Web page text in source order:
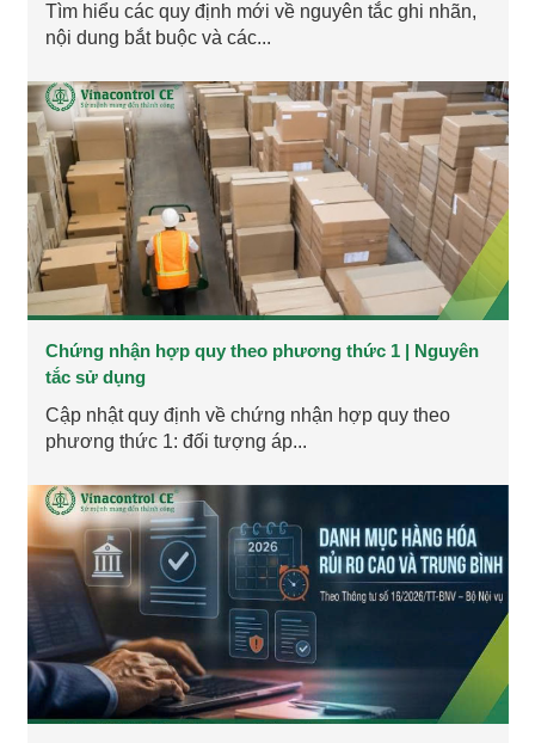
Tìm hiểu các quy định mới về nguyên tắc ghi nhãn,
nội dung bắt buộc và các...
Chứng nhận hợp quy theo phương thức 1 | Nguyên
tắc sử dụng
Cập nhật quy định về chứng nhận hợp quy theo
phương thức 1: đối tượng áp...